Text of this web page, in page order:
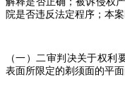
院是否违反法定程序；本
（一）二审判决关于权利
表面所限定的剃须面的平